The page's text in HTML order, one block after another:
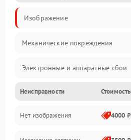
Изображение
Механические повреждения
Электронные и аппаратные сбои
Неисправности сенсора и оптики
Программные ошибки
Неисправности Стоимость
Нет изображения 4000 ₽